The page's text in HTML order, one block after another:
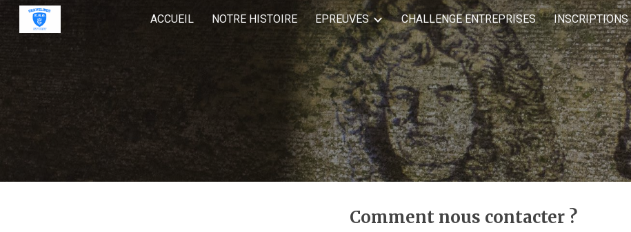
Skip to main content Skip to navigation
ACCUEIL NOTRE HISTOIRE EPREUVES CHALLENGE ENTREPRISES INSCRIPTIONS
Comment nous contacter ?